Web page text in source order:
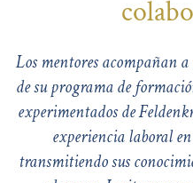
Los mentores acompañan
de su programa de
experimentados de
experiencia laboral
transmitiendo sus